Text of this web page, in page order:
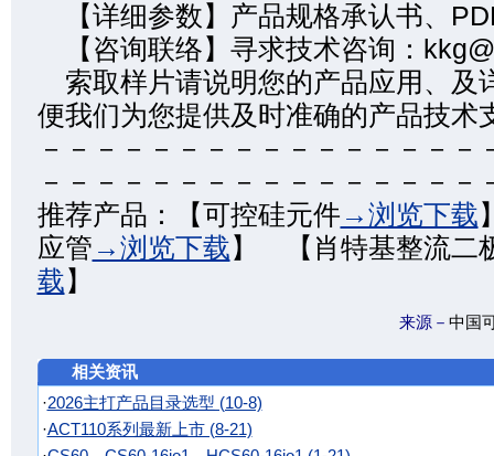
【详细参数】产品规格承认书、
【咨询联络】寻求技术咨询：
索取样片请说明您的产品应用、及
便我们为您提供及时准确的产品技术
－－－－－－－－－－－－－－－－
－－－－－－－－－－－－－－－－
推荐产品：【可控硅元件 →浏览下载
应管 →浏览下载】 【肖特基整流二
载】
来源－ 中国
相关资讯
·2026主打产品目录选型 (10-8)
·ACT110系列最新上市 (8-21)